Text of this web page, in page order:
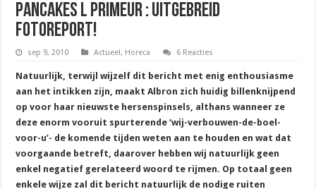
Pancakes l Primeur : Uitgebreid
Fotoreport!
sep 9, 2010 Actueel, Horeca 6 Reacties
Natuurlijk, terwijl wijzelf dit bericht met enig enthousiasme
aan het intikken zijn, maakt Albron zich huidig billenknijpend
op voor haar nieuwste hersenspinsels, althans wanneer ze
deze enorm vooruit spurterende ‘wij-verbouwen-de-boel-
voor-u’- de komende tijden weten aan te houden en wat dat
voorgaande betreft, daarover hebben wij natuurlijk geen
enkel negatief gerelateerd woord te rijmen. Op totaal geen
enkele wijze zal dit bericht natuurlijk de nodige ruiten